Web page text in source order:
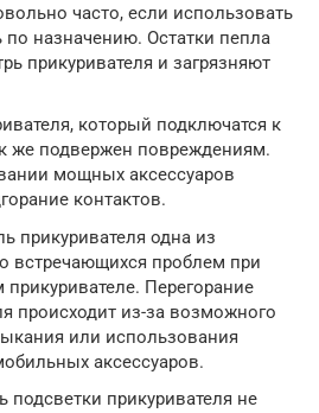
часто, если использовать
по назначению. Остатки пепла
прикуривателя и загрязняют
который подключатся к
же подвержен повреждениям.
мощных аксессуаров
контактов.
прикуривателя одна из
встречающихся проблем при
Перегорание
происходит из-за возможного
или использования
аксессуаров.
подсветки прикуривателя не